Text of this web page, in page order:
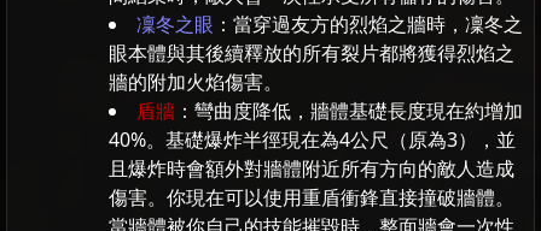
凜冬之眼 ：當穿過友方的烈焰之牆時，凜冬之
眼本體與其後續釋放的所有裂片都將獲得烈焰之
牆的附加火焰傷害。
盾牆 ：彎曲度降低，牆體基礎長度現在約增加
40%。基礎爆炸半徑現在為4公尺（原為3），並
且爆炸時會額外對牆體附近所有方向的敵人造成
傷害。你現在可以使用重盾衝鋒直接撞破牆體。